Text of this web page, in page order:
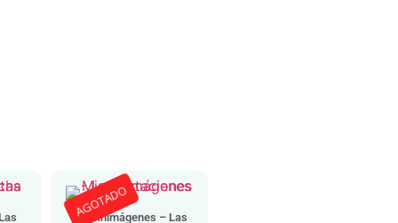
AGOTADO
Mis Animágenes – Las